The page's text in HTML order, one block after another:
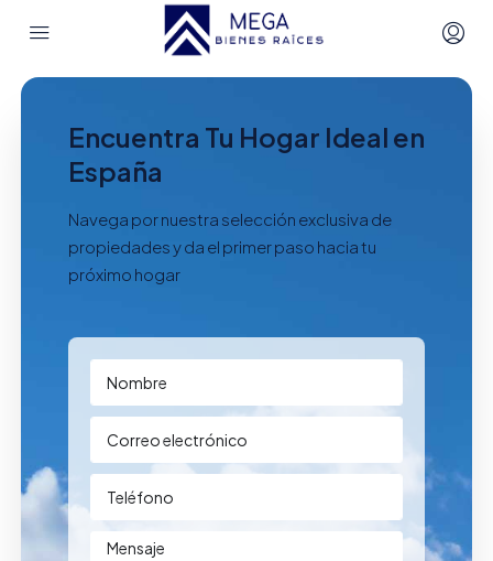
Encuentra Tu Hogar Ideal en
España
Navega por nuestra selección exclusiva de
propiedades y da el primer paso hacia tu
próximo hogar